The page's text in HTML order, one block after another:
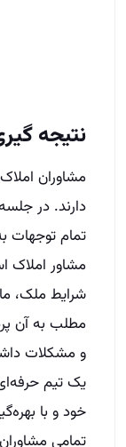
مطلب به آن
و مشکلات
یک تیم
خود و با
تمامی
سوال
هر سوالی
بهت زنگ
نام و نام